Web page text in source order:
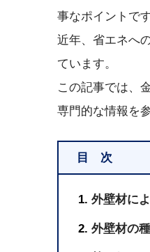
事なポイントです
近年、省エネへ
ています。
この記事では、
専門的な情報を
目 次
外壁材に
外壁材の